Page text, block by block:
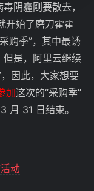
阴霾刚要散去，
开始了磨刀霍霍
购季”，其中最诱
但是，阿里云继续
因此，大家想要
加这次的“采购季”
月 31 日结束。
动